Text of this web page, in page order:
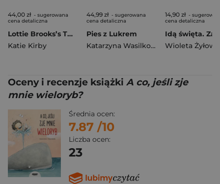
44,00 zł - sugerowana
cena detaliczna
Lottie Brooks’s Twelve Disasters of Christmas
Katie Kirby
44,99 zł - sugerowana
cena detaliczna
Pies z Lukrem
Katarzyna Wasilkowska
14,90 zł -
cena detaliczna
Wioleta
Oceny i recenzje książki A co, jeśli zje
mnie wieloryb?
Średnia ocen:
7.87 /10
Liczba ocen:
23